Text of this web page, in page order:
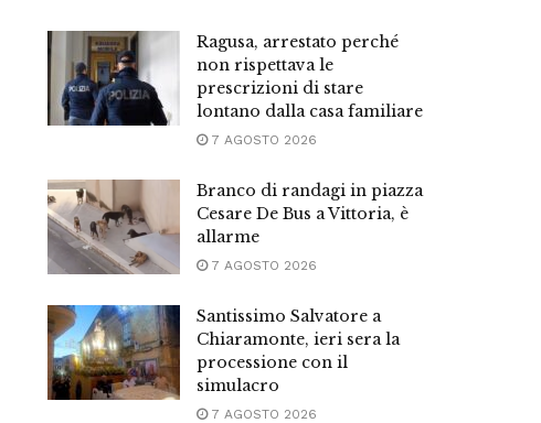
Ragusa, arrestato perché
non rispettava le
prescrizioni di stare
lontano dalla casa familiare
7 AGOSTO 2026
Branco di randagi in piazza
Cesare De Bus a Vittoria, è
allarme
7 AGOSTO 2026
Santissimo Salvatore a
Chiaramonte, ieri sera la
processione con il
simulacro
7 AGOSTO 2026